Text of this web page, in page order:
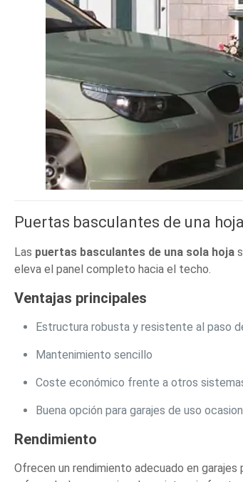
Puertas basculantes de una hoja
Las puertas basculantes de una sola hoja
eleva el panel completo hacia el techo.
Ventajas principales
Estructura robusta y resistente al paso
Mantenimiento sencillo
Coste económico frente a otros
Buena opción para garajes de uso
Rendimiento
Ofrecen un rendimiento adecuado en